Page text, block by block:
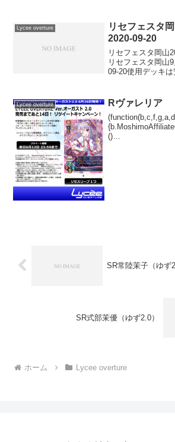
を採用したことで
バ...
Lycee overture
リセフェスタ
2020-09-20
リセフェスタ岡山
リセフェスタ岡山
09-20使用デッキは
すの渋ってSP上げ
Lycee overture Rヴァレリア
()
SR常陸茉子（ゆず
SR式部茉優（ゆず2.0）
ホーム Lycee overture